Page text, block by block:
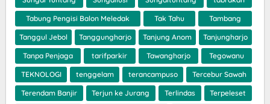
Tabung Pengisi Balon Meledak Tak Tahu Tambang
Tanggul Jebol Tanggungharjo Tanjung Anom Tanjungharjo
Tanpa Penjaga tarifparkir Tawangharjo Tegowanu
TEKNOLOGI tenggelam terancampuso Tercebur Sawah
Terendam Banjir Terjun ke Jurang Terlindas Terpeleset